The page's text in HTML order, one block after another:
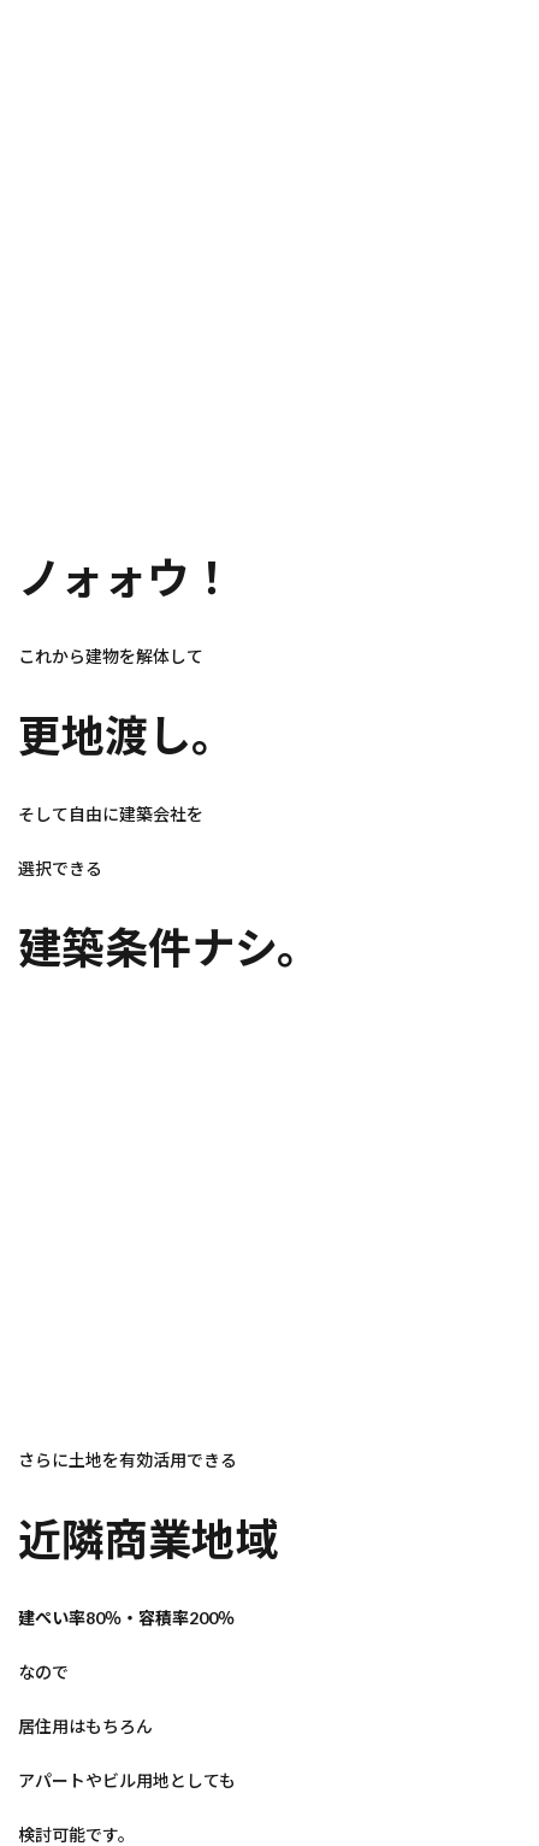
ノォォウ！
これから建物を解体して
更地渡し。
そして自由に建築会社を
選択できる
建築条件ナシ。
さらに土地を有効活用できる
近隣商業地域
建ぺい率80％・容積率200％
なので
居住用はもちろん
アパートやビル用地としても
検討可能です。